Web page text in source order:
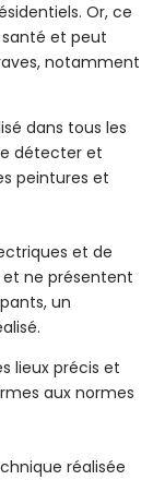
Or, ce
et peut
notamment
dans tous les
détecter et
peintures et
et de
ne présentent
un
lieux précis et
aux normes
réalisée